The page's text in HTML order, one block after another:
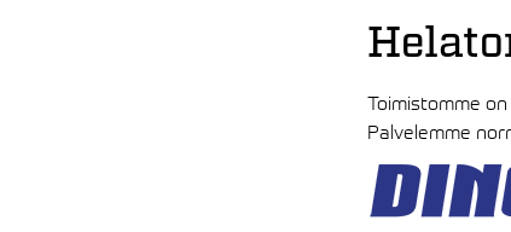
Toimistomme
Palvelemme